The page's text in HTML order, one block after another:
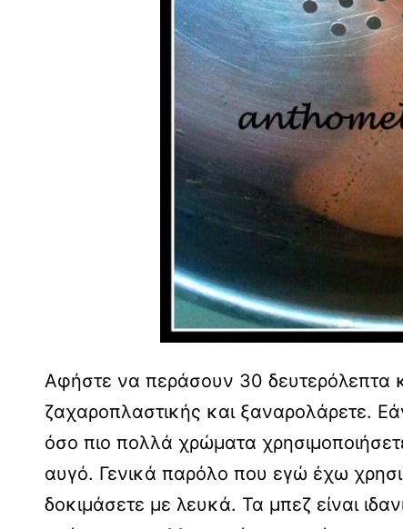
Αφήστε να περάσουν 30 δευτερόλεπτα
ζαχαροπλαστικής και ξαναρολάρετε.
όσο πιο πολλά χρώματα
αυγό. Γενικά παρόλο που εγώ έχω
δοκιμάσετε με λευκά. Τα μπεζ είναι